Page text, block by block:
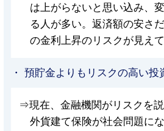
は上がらないと思い込み、
る人が多い。返済額の安さ
の金利上昇のリスクが見えて
・ 預貯金よりもリスクの高い投
⇒現在、金融機関がリスクを
外貨建て保険が社会問題に